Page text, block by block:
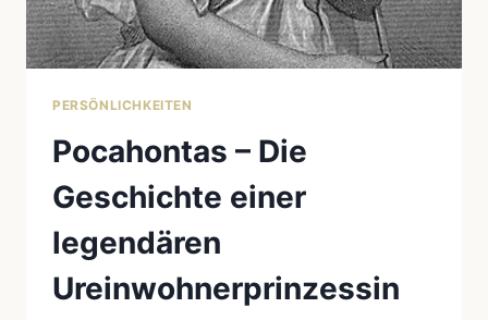
PERSÖNLICHKEITEN
Pocahontas – Die
Geschichte einer
legendären
Ureinwohnerprinzessin